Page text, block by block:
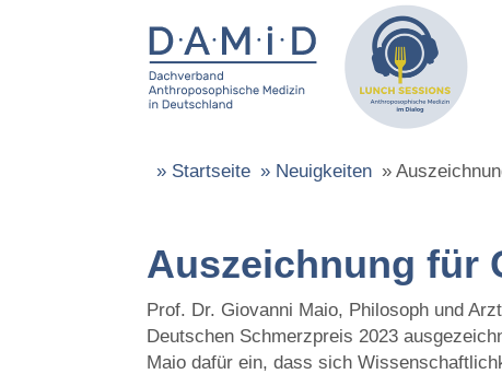
» Startseite » Neuigkeiten »
Auszeichnung für
Prof. Dr. Giovanni Maio, Philosoph und
Deutschen Schmerzpreis 2023
Maio dafür ein, dass sich